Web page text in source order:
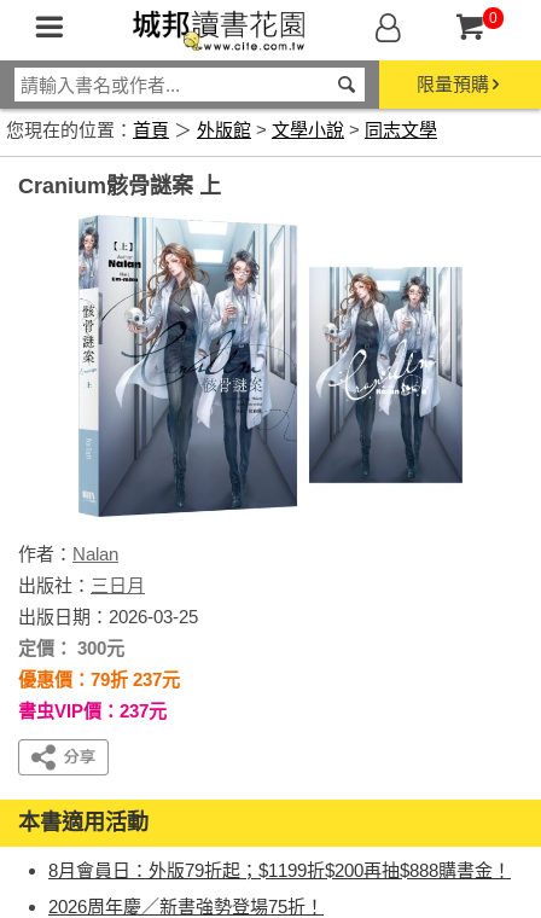
0
限量預購
您現在的位置： 首頁 ＞ 外版館 > 文學小說 > 同志文學
Cranium骸骨謎案 上
作者： Nalan
出版社： 三日月
出版日期：2026-03-25
定價： 300元
優惠價：79折 237元
書虫VIP價：237元
本書適用活動
8月會員日：外版79折起；$1199折$200再抽$888購書金！
2026周年慶／新書強勢登場75折！